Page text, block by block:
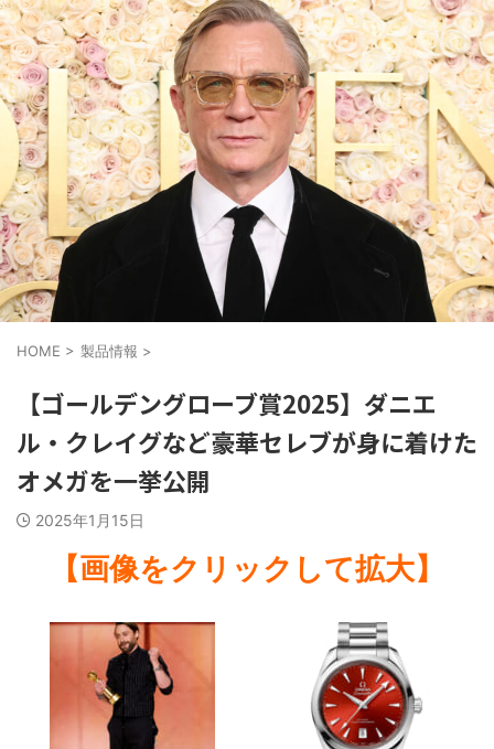
HOME > 製品情報 >
【ゴールデングローブ賞2025】ダニエ
ル・クレイグなど豪華セレブが身に着けた
オメガを一挙公開
2025年1月15日
【画像をクリックして拡大】